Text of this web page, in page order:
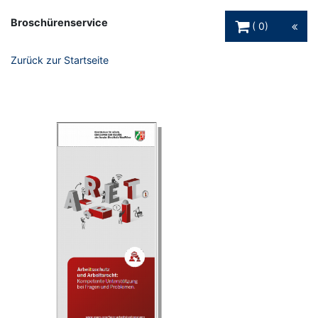
Broschürenservice
0
Zurück zur Startseite